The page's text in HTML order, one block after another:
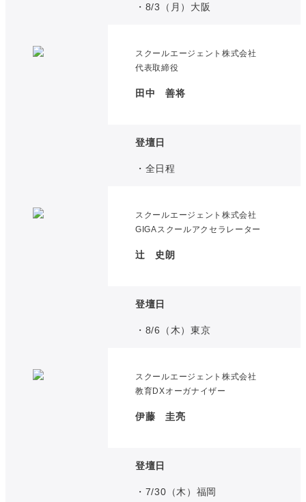
・8/3（月）大阪
スクールエージェント株式会社
代表取締役
田中 善将
登壇日
・全日程
スクールエージェント株式会社
GIGAスクールアクセラレーター
辻 史朗
登壇日
・8/6（木）東京
スクールエージェント株式会社
教育DXオーガナイザー
伊藤 圭亮
登壇日
・7/30（木）福岡